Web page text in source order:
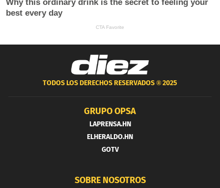
TODOS LOS DERECHOS RESERVADOS ®2025
GRUPO OPSA
LAPRENSA.HN
ELHERALDO.HN
GOTV
SOBRE NOSOTROS